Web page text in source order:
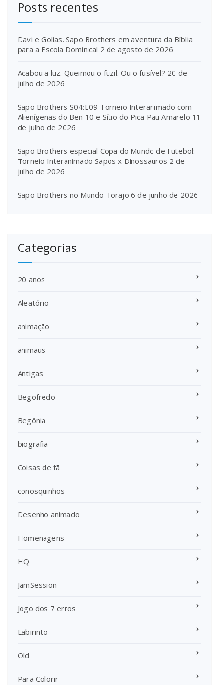
Posts recentes
Davi e Golias. Sapo Brothers em aventura da Bíblia
para a Escola Dominical 2 de agosto de 2026
Acabou a luz. Queimou o fuzil. Ou o fusível? 20 de
julho de 2026
Sapo Brothers S04:E09 Torneio Interanimado com
Alienígenas do Ben 10 e Sítio do Pica Pau Amarelo 11
de julho de 2026
Sapo Brothers especial Copa do Mundo de Futebol:
Torneio Interanimado Sapos x Dinossauros 2 de
julho de 2026
Sapo Brothers no Mundo Torajo 6 de junho de 2026
Categorias
20 anos
Aleatório
animação
animaus
Antigas
Begofredo
Begônia
biografia
Coisas de fã
conosquinhos
Desenho animado
Homenagens
HQ
JamSession
Jogo dos 7 erros
Labirinto
Old
Para Colorir